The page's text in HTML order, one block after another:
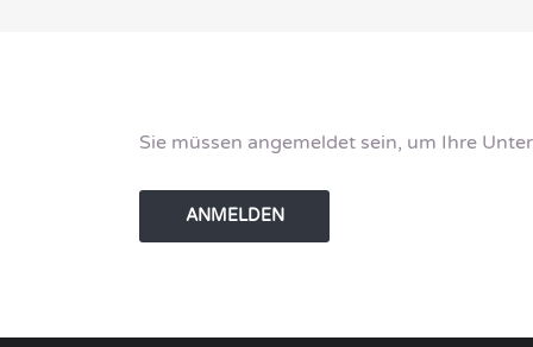
Sie müssen angemeldet sein, um Ihre
ANMELDEN